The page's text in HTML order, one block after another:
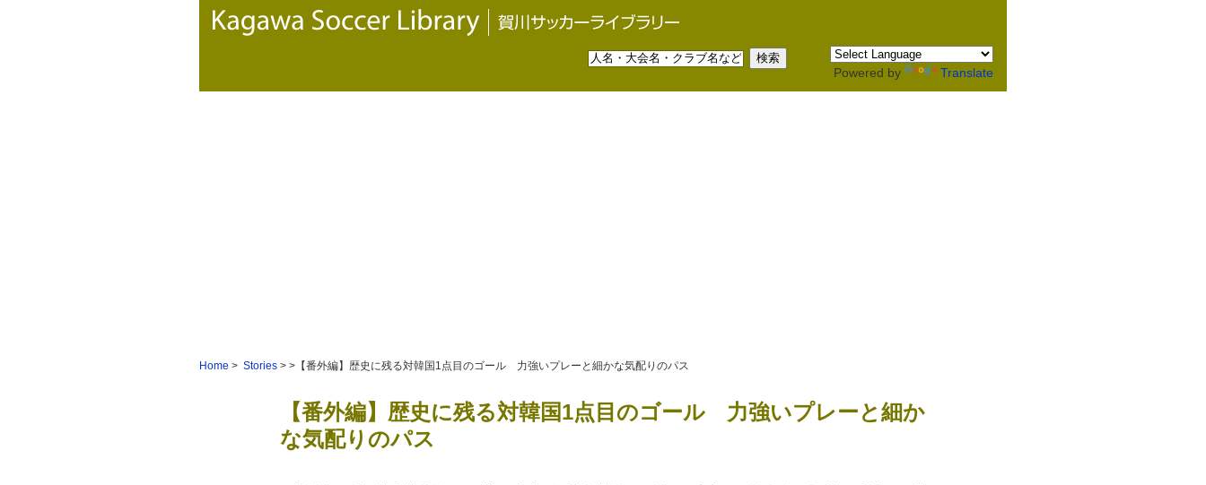
Powered by Translate
Home > Stories > >【番外編】歴史に残る対韓国1点目のゴール 力強いプレーと細かな気配りのパス
【番外編】歴史に残る対韓国1点目のゴール 力強いプレーと細か
な気配りのパス